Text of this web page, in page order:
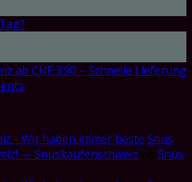
ab CHF 3.90 – Schnelle Lieferung
- Wir haben immer beste Snus
— Snuskaufenschweiz
Snus